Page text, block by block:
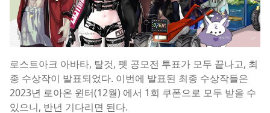
로스트아크 아바타, 탈것, 펫 공모전 투표가 모두 끝나고, 최
종 수상작이 발표되었다. 이번에 발표된 최종 수상작들은
2023년 로아온 윈터(12월) 에서 1회 쿠폰으로 모두 받을 수
있으니, 반년 기다리면 된다.